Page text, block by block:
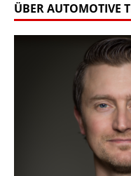
ÜBER AUTOMOTIVE